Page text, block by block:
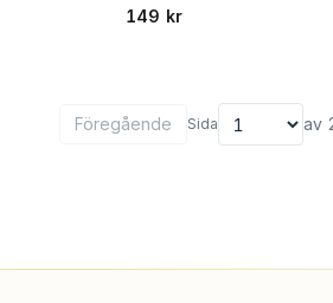
FÖRE REA:
149 kr
Föregående Sida
Välj sida av